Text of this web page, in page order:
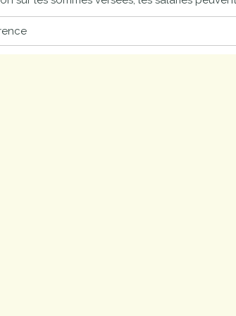
proches de